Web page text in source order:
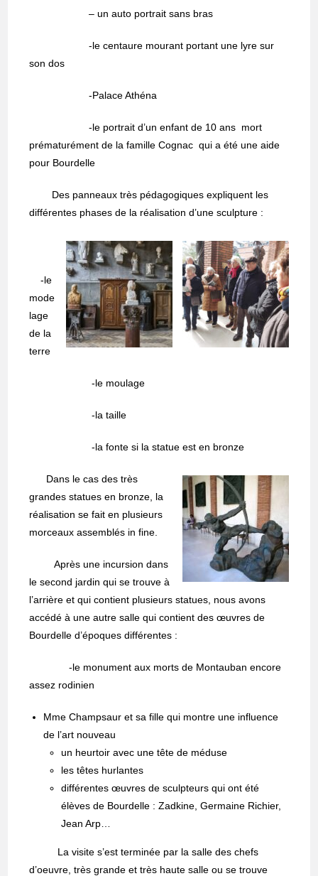
– un auto portrait sans bras
-le centaure mourant portant une lyre sur
son dos
-Palace Athéna
-le portrait d’un enfant de 10 ans mort
prématurément de la famille Cognac qui a été une aide
pour Bourdelle
Des panneaux très pédagogiques expliquent les
différentes phases de la réalisation d’une sculpture :
-le
mode
lage
de la
terre
-le moulage
-la taille
-la fonte si la statue est en bronze
Dans le cas des très
grandes statues en bronze, la
réalisation se fait en plusieurs
morceaux assemblés in fine.
Après une incursion dans
le second jardin qui se trouve à
l’arrière et qui contient plusieurs statues, nous avons
accédé à une autre salle qui contient des œuvres de
Bourdelle d’époques différentes :
-le monument aux morts de Montauban encore
assez rodinien
Mme Champsaur et sa fille qui montre une influence
de l’art nouveau
un heurtoir avec une tête de méduse
les têtes hurlantes
différentes œuvres de sculpteurs qui ont été
élèves de Bourdelle : Zadkine, Germaine Richier,
Jean Arp…
La visite s’est terminée par la salle des chefs
d’oeuvre, très grande et très haute salle ou se trouve